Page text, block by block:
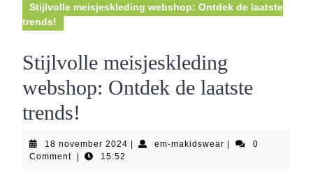
Stijlvolle meisjeskleding webshop: Ontdek de laatste
trends!
Stijlvolle meisjeskleding
webshop: Ontdek de laatste
trends!
18 november 2024 18
em-makidswear em-
0
Comment
15:52